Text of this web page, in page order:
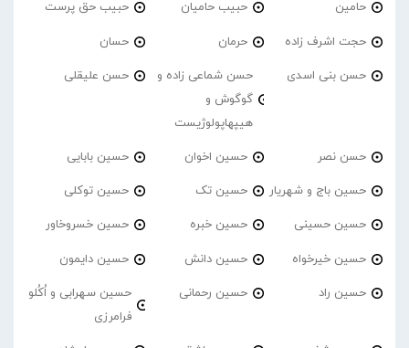
حامین حبیب حامیان حبیب حق پرست
حجت اشرف زاده حرمان حسان
حسن بنی اسدی
حسن شماعی زاده و
گوگوش و
هیپهاپولوژیست
حسن علیقلی
حسن نصر حسین اخوان حسین بابایی
حسین باج و شهریار حسین تک حسین توکلی
حسین حسینی حسین خبره حسین خسروخاور
حسین خیرخواه حسین دانش حسین دایمون
حسین راد حسین رحمانی
حسین سهرابی و اُکُلو
فرامرزی